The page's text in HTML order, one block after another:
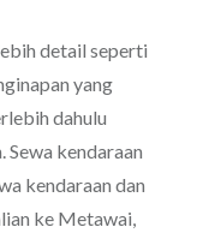
detail seperti
yang
dahulu
Sewa kendaraan
kendaraan dan
ke Metawai,